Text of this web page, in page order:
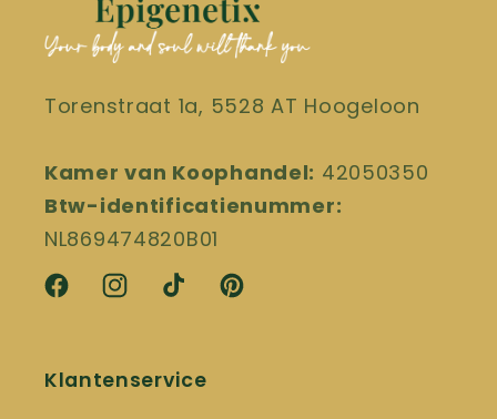
Torenstraat 1a, 5528 AT Hoogeloon
Kamer van Koophandel: 42050350
Btw-identificatienummer:
NL869474820B01
FacebookInstagram
TikTok Pinterest
Klantenservice